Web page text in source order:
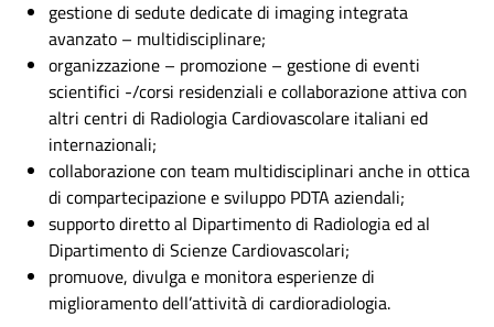
gestione di sedute dedicate di imaging integrata
avanzato – multidisciplinare;
organizzazione – promozione – gestione di eventi
scientifici -/corsi residenziali e collaborazione attiva con
altri centri di Radiologia Cardiovascolare italiani ed
internazionali;
collaborazione con team multidisciplinari anche in ottica
di compartecipazione e sviluppo PDTA aziendali;
supporto diretto al Dipartimento di Radiologia ed al
Dipartimento di Scienze Cardiovascolari;
promuove, divulga e monitora esperienze di
miglioramento dell’attività di cardioradiologia.